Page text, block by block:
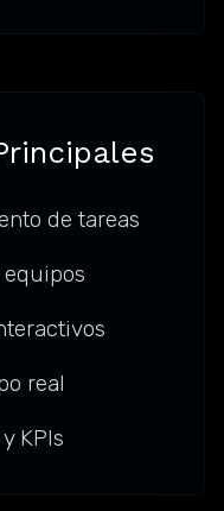
de tareas
equipos
real
KPIs